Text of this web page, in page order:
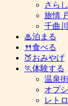
さら
旅情
千曲
♨泊まる
🍴食べる
🍑おみやげ
🏃体験する
温泉
オプ
レト